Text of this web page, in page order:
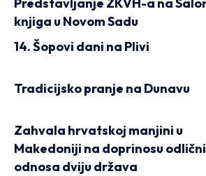
knjiga u Novom Sadu
14. Šopovi dani na Plivi
Tradicijsko pranje na Dunavu
Zahvala hrvatskoj manjini u
Makedoniji na doprinosu
odnosa dviju država